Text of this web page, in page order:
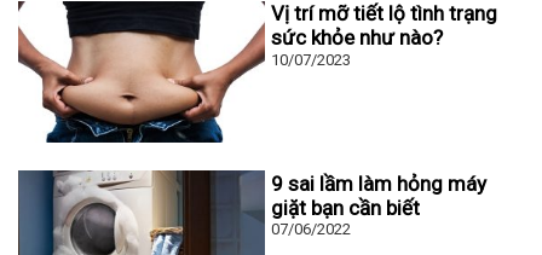
Vị trí mỡ tiết lộ tình trạng
sức khỏe như nào?
10/07/2023
9 sai lầm làm hỏng máy
giặt bạn cần biết
07/06/2022